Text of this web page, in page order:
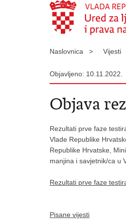
Naslovnica > Vijesti
Objavljeno: 10.11.2022.
Objava
Rezultati prve faze
Vlade Republike
Republike Hrvatske,
manjina i savjetnik/ca u
Rezultati prve faze
Pisane vijesti